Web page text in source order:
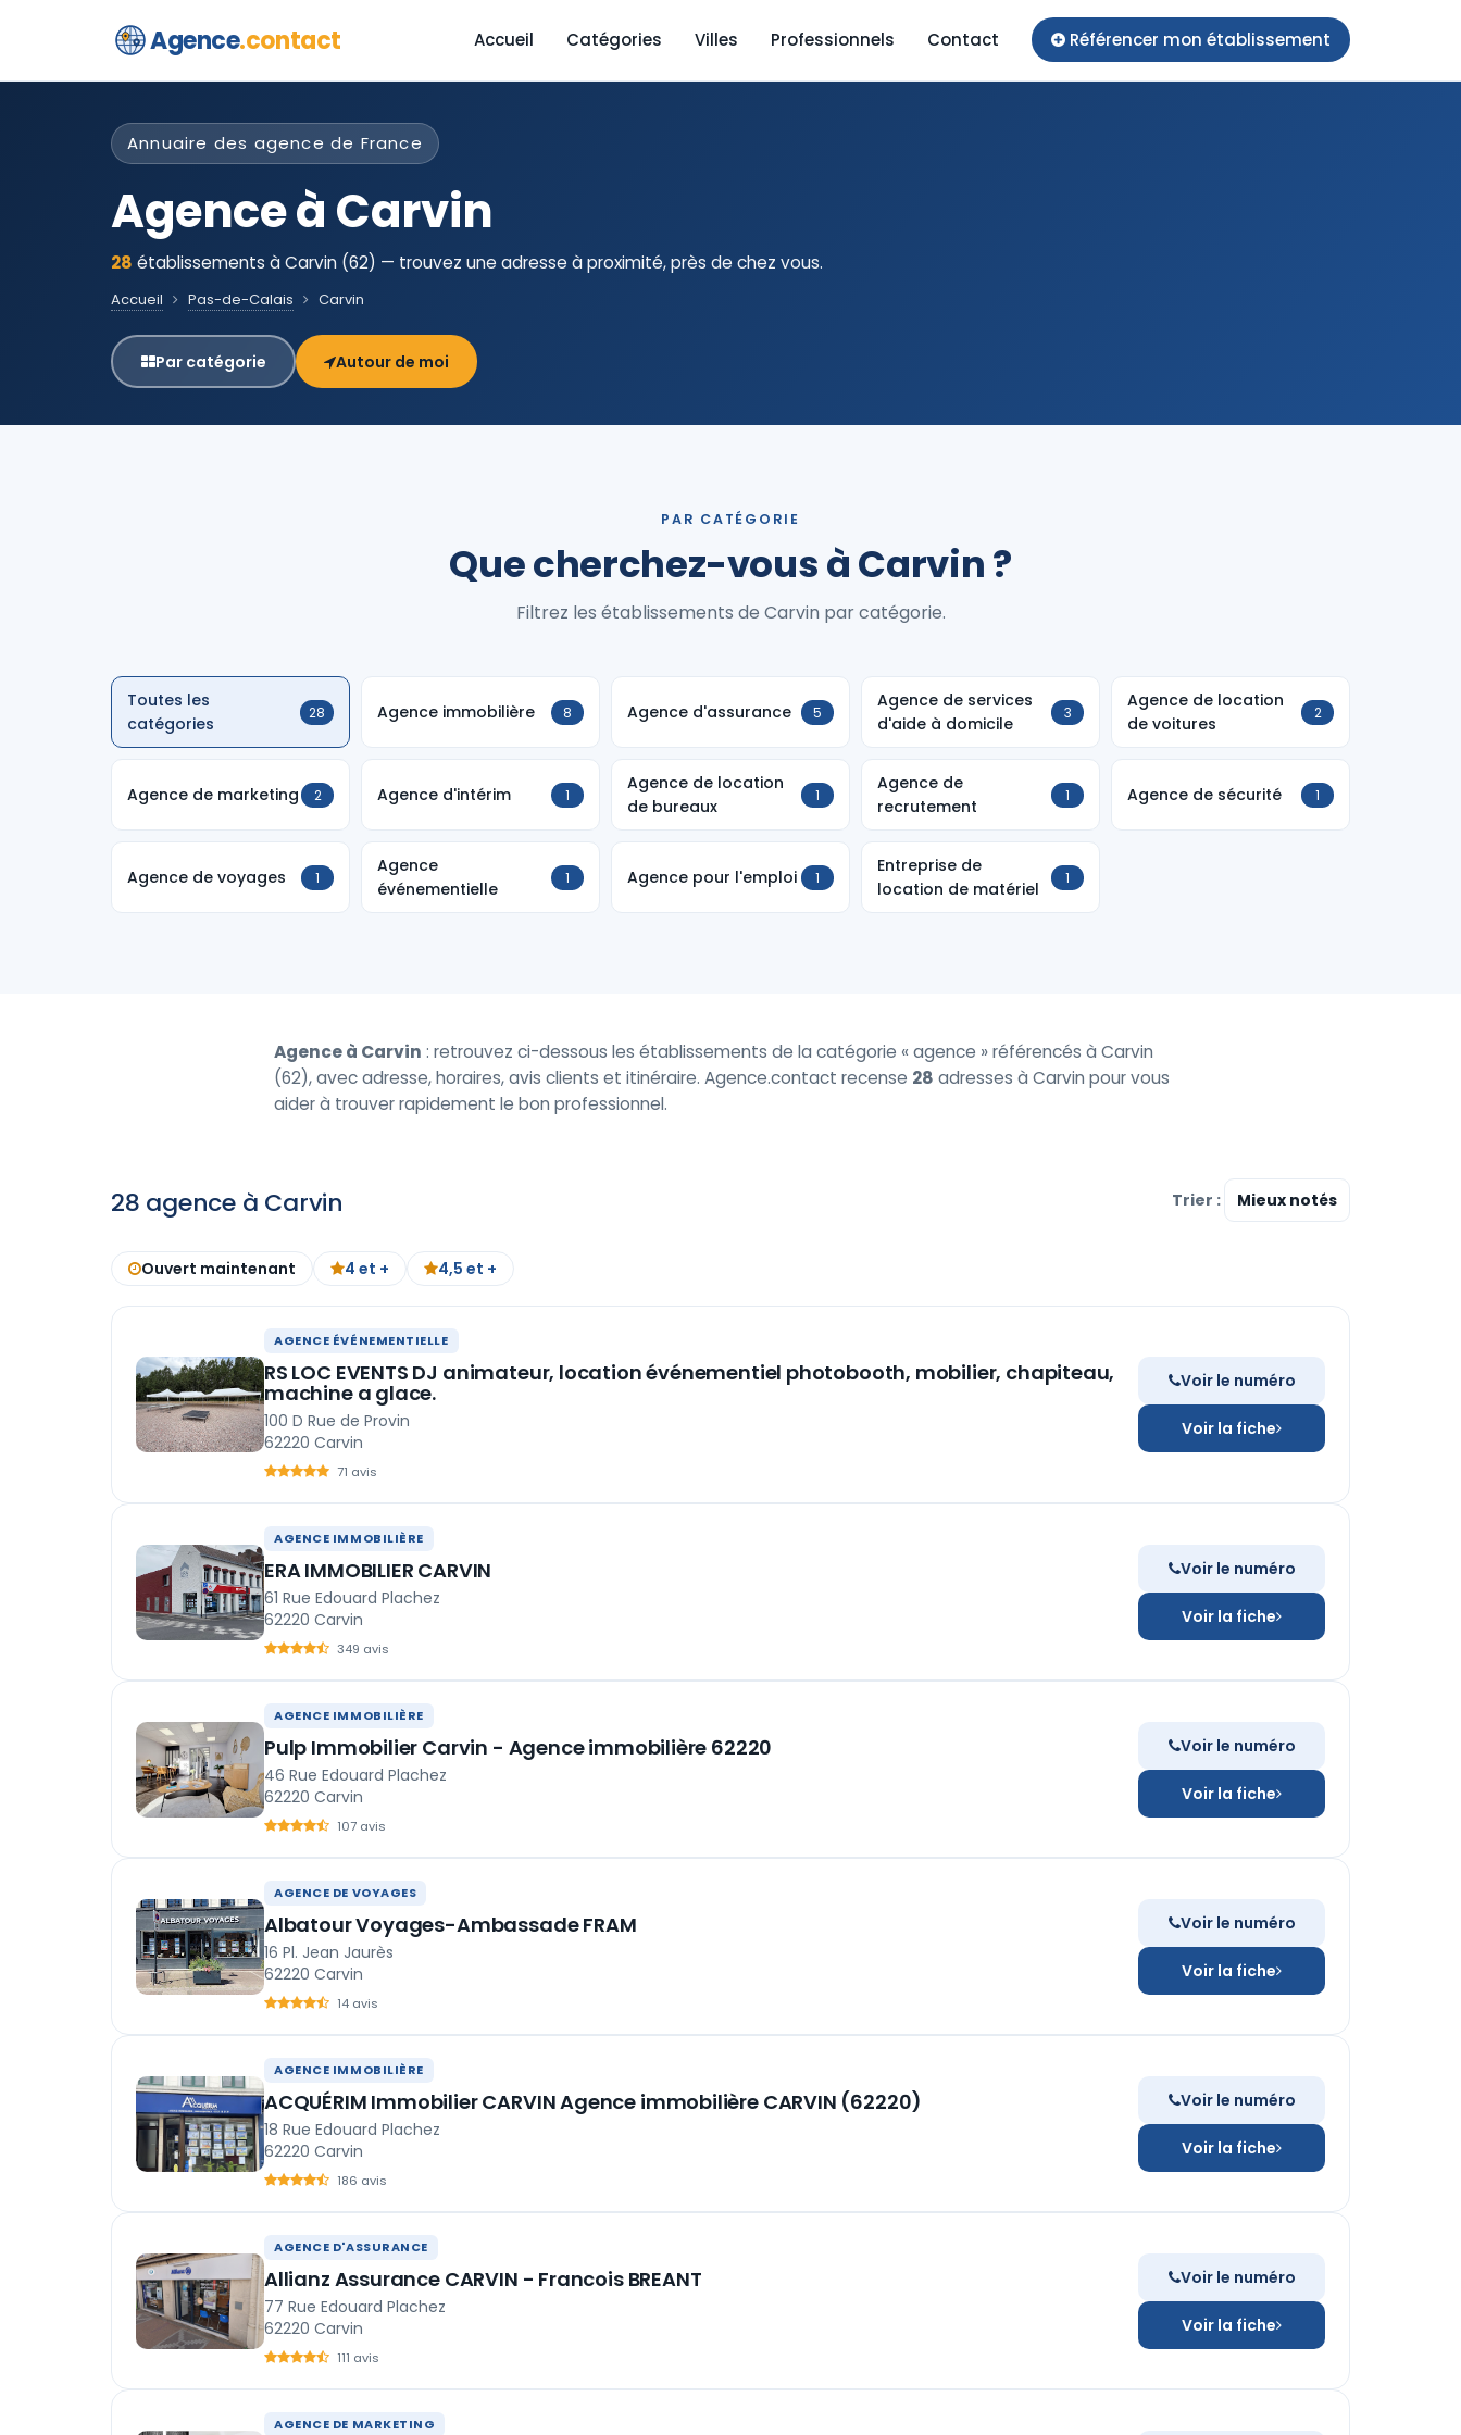
Agence.contact Accueil Catégories Villes Professionnels Contact Référencer mon établissement
Annuaire des agence de France
Agence à Carvin
28 établissements à Carvin (62) — trouvez une adresse à proximité, près de chez vous.
Accueil Pas-de-Calais Carvin
Par catégorie Autour de moi
PAR CATÉGORIE
Que cherchez-vous à Carvin ?
Filtrez les établissements de Carvin par catégorie.
Toutes les
catégories
28 Agence immobilière 8 Agence d'assurance 5
Agence de services
d'aide à domicile
3
Agence de location
de voitures
2
Agence de marketing 2 Agence d'intérim 1
Agence de location
de bureaux
1
Agence de
recrutement
1 Agence de sécurité 1
Agence de voyages 1
Agence
événementielle
1 Agence pour l'emploi 1
Entreprise de
location de matériel
1
Agence à Carvin : retrouvez ci-dessous les établissements de la catégorie « agence » référencés à Carvin
(62), avec adresse, horaires, avis clients et itinéraire. Agence.contact recense 28 adresses à Carvin pour vous
aider à trouver rapidement le bon professionnel.
28 agence à Carvin Trier :
Ouvert maintenant 4 et + 4,5 et +
AGENCE ÉVÉNEMENTIELLE
RS LOC EVENTS DJ animateur, location événementiel photobooth, mobilier, chapiteau,
machine a glace.
100 D Rue de Provin
62220 Carvin
71 avis
Voir le numéro
Voir la fiche
AGENCE IMMOBILIÈRE
ERA IMMOBILIER CARVIN
61 Rue Edouard Plachez
62220 Carvin
349 avis
Voir le numéro
Voir la fiche
AGENCE IMMOBILIÈRE
Pulp Immobilier Carvin - Agence immobilière 62220
46 Rue Edouard Plachez
62220 Carvin
107 avis
Voir le numéro
Voir la fiche
AGENCE DE VOYAGES
Albatour Voyages-Ambassade FRAM
16 Pl. Jean Jaurès
62220 Carvin
14 avis
Voir le numéro
Voir la fiche
AGENCE IMMOBILIÈRE
ACQUÉRIM Immobilier CARVIN Agence immobilière CARVIN (62220)
18 Rue Edouard Plachez
62220 Carvin
186 avis
Voir le numéro
Voir la fiche
AGENCE D'ASSURANCE
Allianz Assurance CARVIN - Francois BREANT
77 Rue Edouard Plachez
62220 Carvin
111 avis
Voir le numéro
Voir la fiche
AGENCE DE MARKETING